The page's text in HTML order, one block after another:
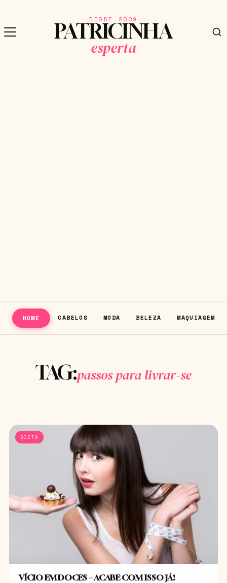
DESDE 2009
PATRICINHA
esperta
HOME CABELOS MODA BELEZA MAQUIAGEM
TAG:passos para livrar-se
DIETA
VÍCIO EM DOCES – ACABE COM ISSO JÁ!